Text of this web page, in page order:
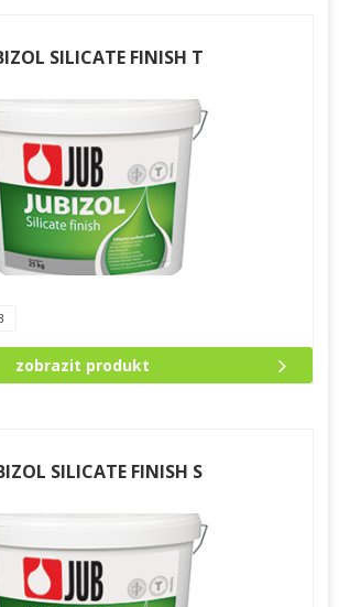
SILICATE FINISH T
zobrazit produkt
SILICATE FINISH S